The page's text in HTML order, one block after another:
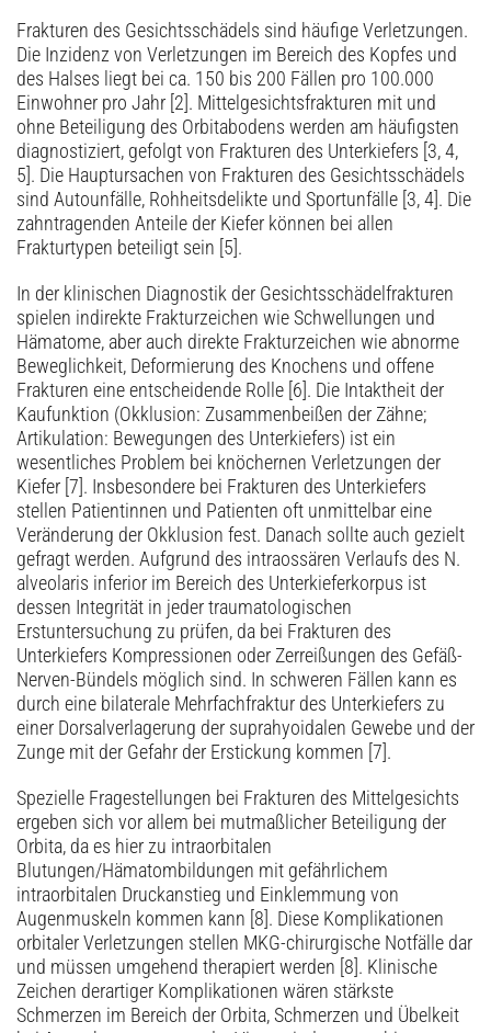
Frakturen des Gesichtsschädels sind häufige Verletzungen.
Die Inzidenz von Verletzungen im Bereich des Kopfes und
des Halses liegt bei ca. 150 bis 200 Fällen pro 100.000
Einwohner pro Jahr [2]. Mittelgesichtsfrakturen mit und
ohne Beteiligung des Orbitabodens werden am häufigsten
diagnostiziert, gefolgt von Frakturen des Unterkiefers [3, 4,
5]. Die Hauptursachen von Frakturen des Gesichtsschädels
sind ­Autounfäl­le, Rohheitsdelikte und Sportunfälle [3, 4]. Die
zahntragenden Anteile der Kiefer können bei allen
Frakturtypen beteiligt sein [5].
In der klinischen Diagnostik der Gesichtsschädel­frakturen
spielen indirekte Frakturzeichen wie Schwellungen und
Hämatome, aber auch direkte Frakturzeichen wie abnorme
Beweglichkeit, Deformierung des Knochens und offene
Frakturen eine entscheidende Rolle [6]. Die Intaktheit der
Kaufunktion (Okklusion: Zusammenbeißen der Zähne;
Artikulation: Bewegungen des Unterkiefers) ist ein
wesentliches Problem bei knöchernen Verletzungen der
Kiefer [7]. Insbesondere bei Frakturen des Unterkiefers
stellen Patientinnen und Patienten oft unmittelbar eine
Veränderung der Okklusion fest. Danach sollte auch gezielt
gefragt werden. Aufgrund des intraossären Verlaufs des N.
alveolaris inferior im Bereich des Unterkieferkorpus ist
dessen Integrität in jeder traumatologischen
Erstuntersuchung zu prüfen, da bei Frakturen des
Unterkiefers Kompressionen oder Zerreißungen des Gefäß-
Nerven-Bündels möglich sind. In schweren Fällen kann es
durch eine bilaterale Mehrfachfraktur des Unterkiefers zu
einer Dorsalverlagerung der suprahyoidalen Gewebe und der
Zunge mit der Gefahr der Erstickung kommen [7].
Spezielle Fragestellungen bei Frakturen des Mittelgesichts
ergeben sich vor allem bei mutmaßlicher Beteiligung der
Orbita, da es hier zu intra­orbitalen
Blutungen/Hämatombildungen mit gefährlichem
intraorbitalen Druckanstieg und Einklemmung von
Augenmuskeln kommen kann [8]. Diese Komplikationen
orbitaler Verletzungen stellen MKG-chirurgische Notfälle dar
und müssen umgehend therapiert werden [8]. Klinische
Zeichen derartiger Komplikationen wären stärkste
Schmerzen im Bereich der Orbita, Schmerzen und Übelkeit